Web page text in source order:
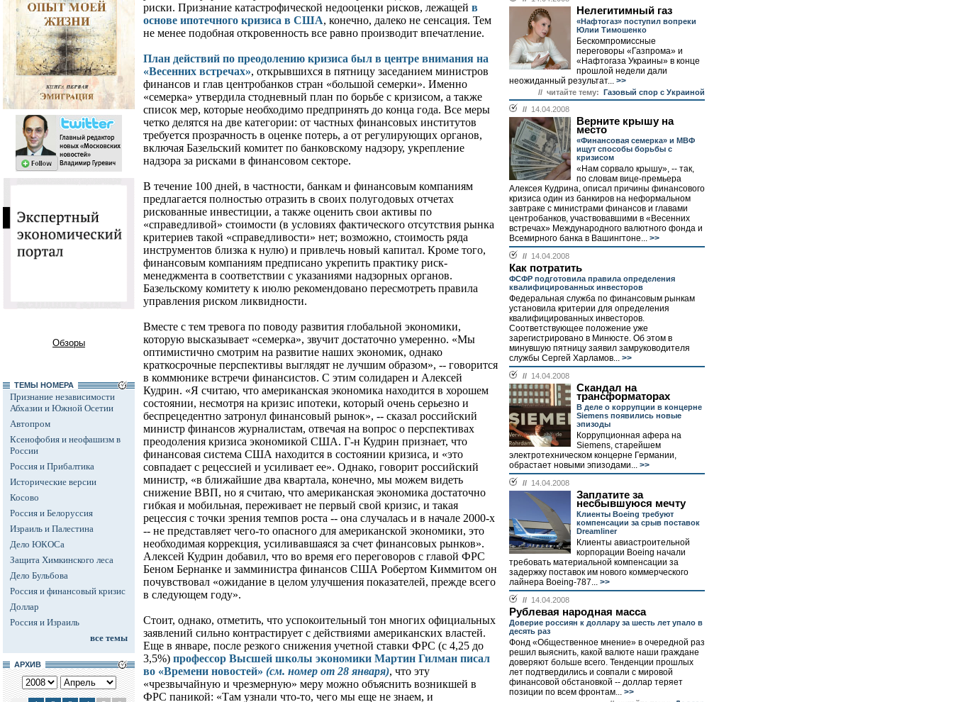
Обзоры
ТЕМЫ НОМЕРА
Признание независимости
Абхазии и Южной Осетии
Автопром
Ксенофобия и неофашизм в
России
Россия и Прибалтика
Исторические версии
Косово
Россия и Белоруссия
Израиль и Палестина
Дело ЮКОСа
Защита Химкинского леса
Дело Бульбова
Россия и финансовый кризис
Доллар
Россия и Израиль
все темы
АРХИВ
риски. Признание катастрофической недооценки рисков, лежащей в
основе ипотечного кризиса в США, конечно, далеко не сенсация. Тем
не менее подобная откровенность все равно производит впечатление.
План действий по преодолению кризиса был в центре внимания на
«Весенних встречах», открывшихся в пятницу заседанием министров
финансов и глав центробанков стран «большой семерки». Именно
«семерка» утвердила стодневный план по борьбе с кризисом, а также
список мер, которые необходимо предпринять до конца года. Все меры
четко делятся на две категории: от частных финансовых институтов
требуется прозрачность в оценке потерь, а от регулирующих органов,
включая Базельский комитет по банковскому надзору, укрепление
надзора за рисками в финансовом секторе.
В течение 100 дней, в частности, банкам и финансовым компаниям
предлагается полностью отразить в своих полугодовых отчетах
рискованные инвестиции, а также оценить свои активы по
«справедливой» стоимости (в условиях фактического отсутствия рынка
критериев такой «справедливости» нет; возможно, стоимость ряда
инструментов близка к нулю) и привлечь новый капитал. Кроме того,
финансовым компаниям предписано укрепить практику риск-
менеджмента в соответствии с указаниями надзорных органов.
Базельскому комитету к июлю рекомендовано пересмотреть правила
управления риском ликвидности.
Вместе с тем тревога по поводу развития глобальной экономики,
которую высказывает «семерка», звучит достаточно умеренно. «Мы
оптимистично смотрим на развитие наших экономик, однако
краткосрочные перспективы выглядят не лучшим образом», -- говорится
в коммюнике встречи финансистов. С этим солидарен и Алексей
Кудрин. «Я считаю, что американская экономика находится в хорошем
состоянии, несмотря на кризис ипотеки, который очень серьезно и
беспрецедентно затронул финансовый рынок», -- сказал российский
министр финансов журналистам, отвечая на вопрос о перспективах
преодоления кризиса экономикой США. Г-н Кудрин признает, что
финансовая система США находится в состоянии кризиса, и «это
совпадает с рецессией и усиливает ее». Однако, говорит российский
министр, «в ближайшие два квартала, конечно, мы можем видеть
снижение ВВП, но я считаю, что американская экономика достаточно
гибкая и мобильная, переживает не первый свой кризис, и такая
рецессия с точки зрения темпов роста -- она случалась и в начале 2000-х
-- не представляет чего-то опасного для американской экономики, это
необходимая коррекция, усиливавшаяся за счет финансовых рынков».
Алексей Кудрин добавил, что во время его переговоров с главой ФРС
Беном Бернанке и замминистра финансов США Робертом Киммитом он
почувствовал «ожидание в целом улучшения показателей, прежде всего
в следующем году».
Стоит, однако, отметить, что успокоительный тон многих официальных
заявлений сильно контрастирует с действиями американских властей.
Еще в январе, после резкого снижения учетной ставки ФРС (с 4,25 до
3,5%) профессор Высшей школы экономики Мартин Гилман писал
во «Времени новостей» (см. номер от 28 января), что эту
«чрезвычайную и чрезмерную» меру можно объяснить возникшей в
ФРС паникой: «Там узнали что-то, чего мы еще не знаем, и
Нелегитимный газ
«Нафтогаз» поступил вопреки
Юлии Тимошенко
Бескомпромиссные
переговоры «Газпрома» и
«Нафтогаза Украины» в конце
прошлой недели дали
неожиданный результат... >>
// читайте тему: Газовый спор с Украиной
// 14.04.2008
Верните крышу на
место
«Финансовая семерка» и МВФ
ищут способы борьбы с
кризисом
«Нам сорвало крышу», -- так,
по словам вице-премьера
Алексея Кудрина, описал причины финансового
кризиса один из банкиров на неформальном
завтраке с министрами финансов и главами
центробанков, участвовавшими в «Весенних
встречах» Международного валютного фонда и
Всемирного банка в Вашингтоне... >>
// 14.04.2008
Как потратить
ФСФР подготовила правила определения
квалифицированных инвесторов
Федеральная служба по финансовым рынкам
установила критерии для определения
квалифицированных инвесторов.
Соответствующее положение уже
зарегистрировано в Минюсте. Об этом в
минувшую пятницу заявил замруководителя
службы Сергей Харламов... >>
// 14.04.2008
Скандал на
трансформаторах
В деле о коррупции в концерне
Siemens появились новые
эпизоды
Коррупционная афера на
Siemens, старейшем
электротехническом концерне Германии,
обрастает новыми эпизодами... >>
// 14.04.2008
Заплатите за
несбывшуюся мечту
Клиенты Boeing требуют
компенсации за срыв поставок
Dreamliner
Клиенты авиастроительной
корпорации Boeing начали
требовать материальной компенсации за
задержку поставок им нового коммерческого
лайнера Boeing-787... >>
// 14.04.2008
Рублевая народная масса
Доверие россиян к доллару за шесть лет упало в
десять раз
Фонд «Общественное мнение» в очередной раз
решил выяснить, какой валюте наши граждане
доверяют больше всего. Тенденции прошлых
лет подтвердились и совпали с мировой
финансовой обстановкой -- доллар теряет
позиции по всем фронтам... >>